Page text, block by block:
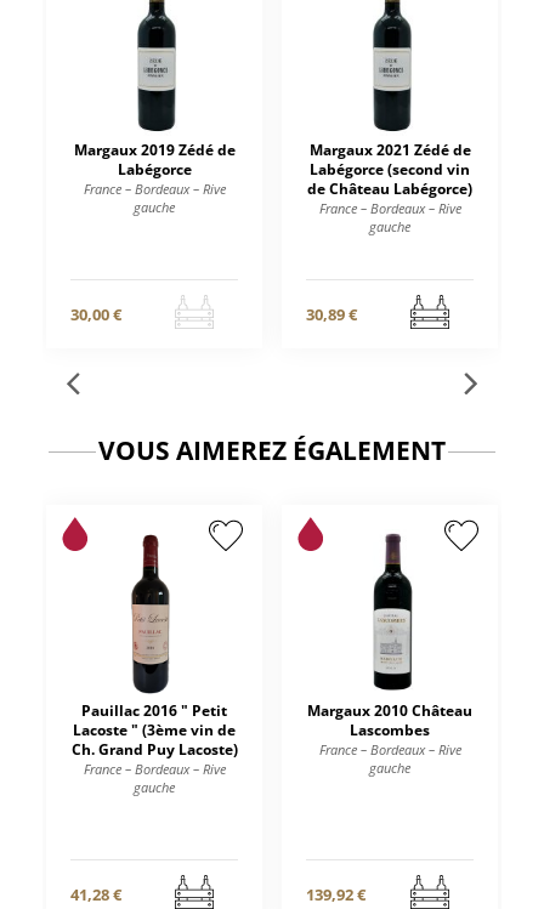
Margaux 2019 Zédé de
Labégorce
France – Bordeaux – Rive
gauche
30,00 €
Margaux 2021 Zédé de
Labégorce (second vin
de Château Labégorce)
France – Bordeaux – Rive
gauche
30,89 €
VOUS AIMEREZ ÉGALEMENT
Pauillac 2016 " Petit
Lacoste " (3ème vin de
Ch. Grand Puy Lacoste)
France – Bordeaux – Rive
gauche
41,28 €
Margaux 2010 Château
Lascombes
France – Bordeaux – Rive
gauche
139,92 €